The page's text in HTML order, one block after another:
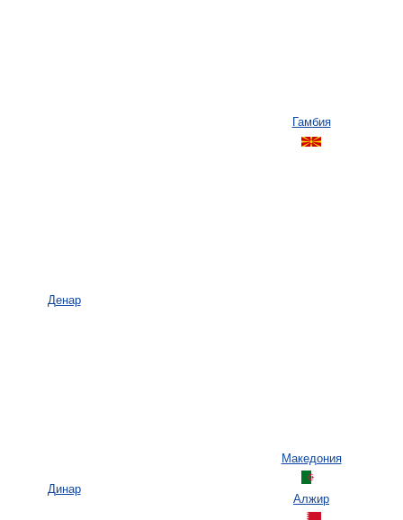
Гамбия
Денар
Македония
Динар
Алжир